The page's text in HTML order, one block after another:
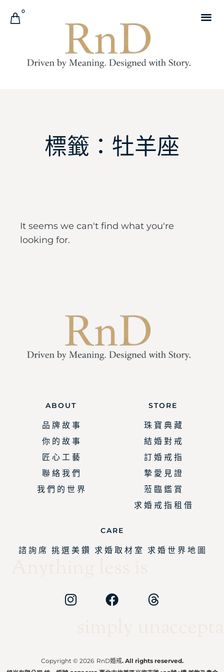
0
標籤：牡羊座
It seems we can't find what you're
looking for.
ABOUT
品 牌 故 事
你 的 故 事
匠 心 工 藝
聯 絡 我 們
我 們 的 世 界
STORE
珠 寶 典 藏
結 婚 對 戒
訂 婚 戒 指
摯 愛 見 證
蒞 臨 鑑 賞
求 婚 戒 指 租 借
CARE
諮 詢 席 挑 選 美 鑽 求 婚 取 材 室 求 婚 世 界 地 圖
Copyright © 2026 RnD婚戒. All rights reserved.